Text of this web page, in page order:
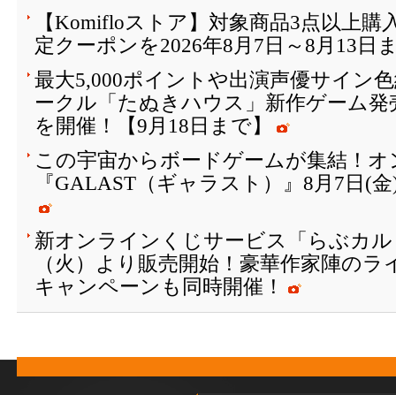
【Komifloストア】対象商品3点以上購
定クーポンを2026年8月7日～8月13日
最大5,000ポイントや出演声優サイン
ークル「たぬきハウス」新作ゲーム
を開催！【9月18日まで】
この宇宙からボードゲームが集結！
『GALAST（ギャラスト）』8月7日(
新オンラインくじサービス「らぶカ
（火）より販売開始！豪華作家陣の
キャンペーンも同時開催！